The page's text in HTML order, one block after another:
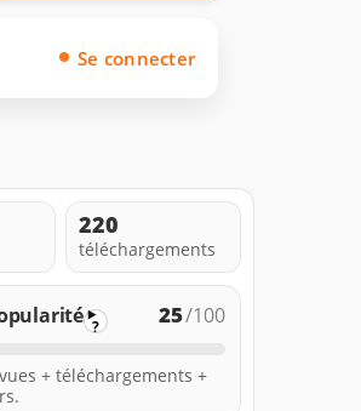
Se connecter
220
téléchargements
? 25/100
+ téléchargements +